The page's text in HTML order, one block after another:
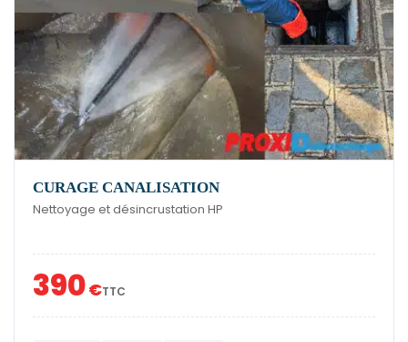
CURAGE CANALISATION
Nettoyage et désincrustation HP
390€TTC